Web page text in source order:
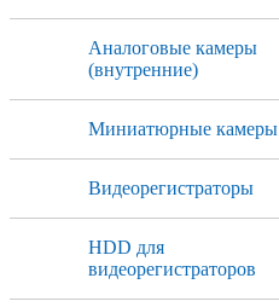
Аналоговые камеры
(внутренние)
Миниатюрные камеры
Видеорегистраторы
HDD для
видеорегистраторов